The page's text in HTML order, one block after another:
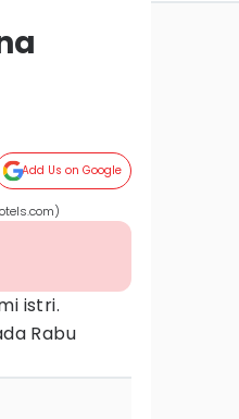
Add Us on Google
istri.
Rabu